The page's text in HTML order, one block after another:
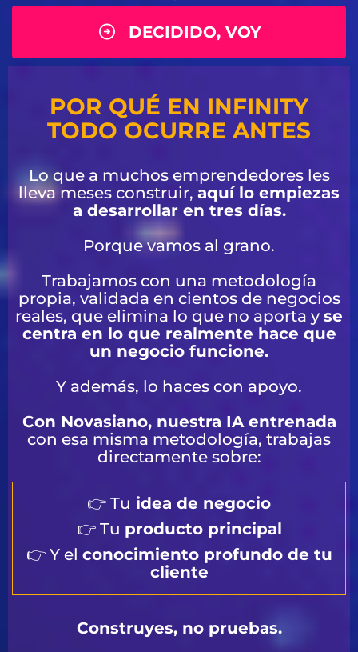
DECIDIDO, VOY
POR QUÉ EN INFINITY
TODO OCURRE ANTES
Lo que a muchos emprendedores les
lleva meses construir, aquí lo empiezas
a desarrollar en tres días.
Porque vamos al grano.
Trabajamos con una metodología
propia, validada en cientos de negocios
reales, que elimina lo que no aporta y se
centra en lo que realmente hace que
un negocio funcione.
Y además, lo haces con apoyo.
Con Novasiano, nuestra IA entrenada
con esa misma metodología, trabajas
directamente sobre:
👉 Tu idea de negocio
👉 Tu producto principal
👉 Y el conocimiento profundo de tu
cliente
Construyes, no pruebas.